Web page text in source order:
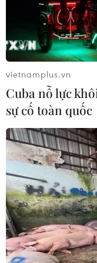
là xảy ra cháy
trong ga ngầm
tàu khiến số
khách bị kẹt, bị
xảy ra vụ cháy
vietnamplus.vn
Cuba nỗ lực
sự cố toàn quốc